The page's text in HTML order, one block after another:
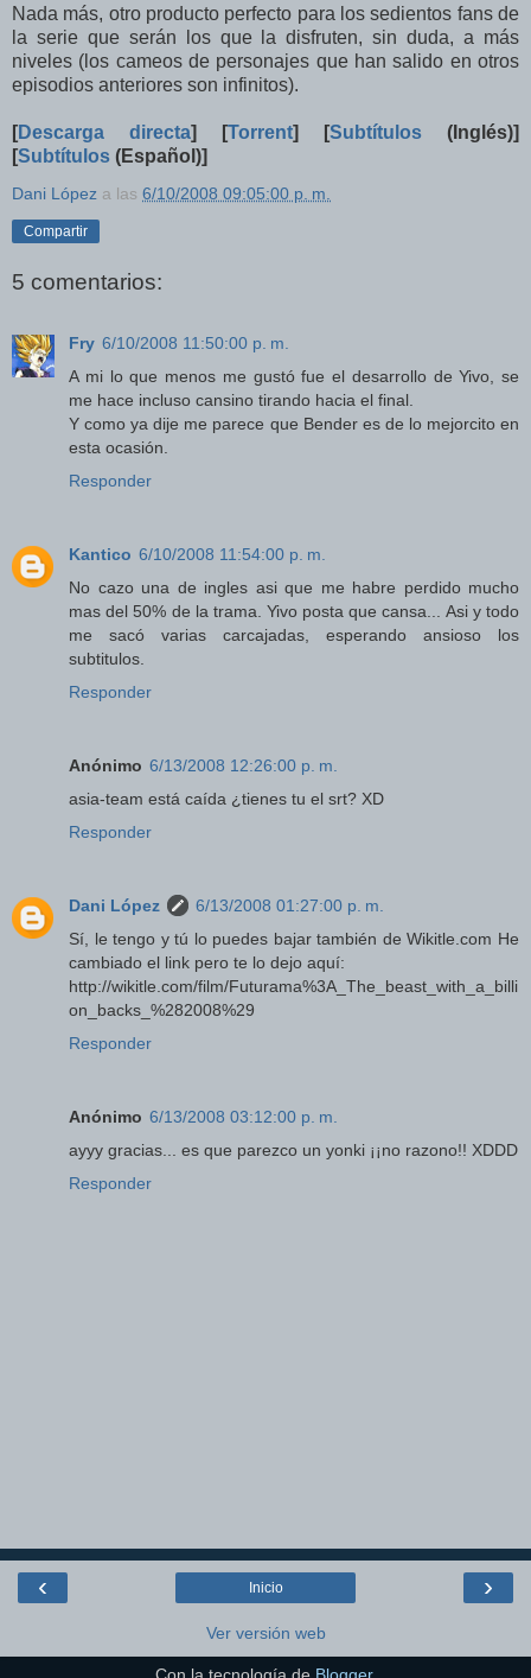
Nada más, otro producto perfecto para los sedientos fans de
la serie que serán los que la disfruten, sin duda, a más
niveles (los cameos de personajes que han salido en otros
episodios anteriores son infinitos).
[Descarga directa] [Torrent] [Subtítulos (Inglés)]
[Subtítulos (Español)]
Dani López a las 6/10/2008 09:05:00 p. m.
Compartir
5 comentarios:
Fry 6/10/2008 11:50:00 p. m.
A mi lo que menos me gustó fue el desarrollo de Yivo, se
me hace incluso cansino tirando hacia el final.
Y como ya dije me parece que Bender es de lo mejorcito en
esta ocasión.
Responder
Kantico 6/10/2008 11:54:00 p. m.
No cazo una de ingles asi que me habre perdido mucho
mas del 50% de la trama. Yivo posta que cansa... Asi y todo
me sacó varias carcajadas, esperando ansioso los
subtitulos.
Responder
Anónimo 6/13/2008 12:26:00 p. m.
asia-team está caída ¿tienes tu el srt? XD
Responder
Dani López
6/13/2008 01:27:00 p. m.
Sí, le tengo y tú lo puedes bajar también de Wikitle.com He
cambiado el link pero te lo dejo aquí:
http://wikitle.com/film/Futurama%3A_The_beast_with_a_billi
on_backs_%282008%29
Responder
Anónimo 6/13/2008 03:12:00 p. m.
ayyy gracias... es que parezco un yonki ¡¡no razono!! XDDD
Responder
‹ ›
Inicio
Ver versión web
Con la tecnología de Blogger.